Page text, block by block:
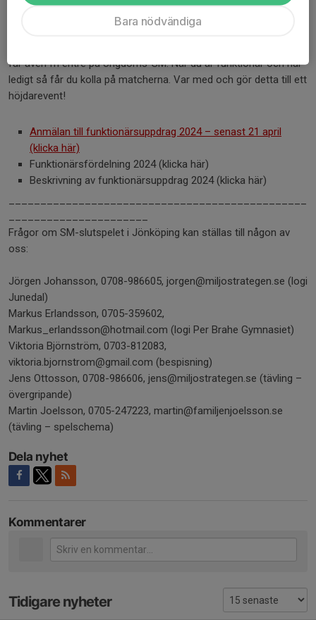
För att göra Ungdoms-SM till ett riktigt bra evenemang för alla
får även fri entré på Ungdoms-SM. När du är funktionär och har
ledigt så får du kolla på matcherna. Var med och gör detta till ett
höjdarevent!
Anmälan till funktionärsuppdrag 2024 – senast 21 april
(klicka här)
Funktionärsfördelning 2024 (klicka här)
Beskrivning av funktionärsuppdrag 2024 (klicka här)
Frågor om SM-slutspelet i Jönköping kan ställas till någon av
oss:
Jörgen Johansson, 0708-986605, jorgen@miljostrategen.se (logi
Junedal)
Markus Erlandsson, 0705-359602,
Markus_erlandsson@hotmail.com (logi Per Brahe Gymnasiet)
Viktoria Björnström, 0703-812083,
viktoria.bjornstrom@gmail.com (bespisning)
Jens Ottosson, 0708-986606, jens@miljostrategen.se (tävling –
övergripande)
Martin Joelsson, 0705-247223, martin@familjenjoelsson.se
(tävling – spelschema)
Dela nyhet
Kommentarer
Tidigare nyheter
Bara nödvändiga